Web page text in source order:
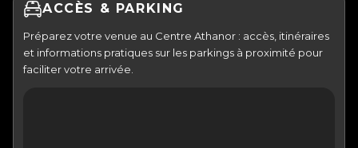
ACCÈS & PARKING
Préparez votre venue au Centre Athanor : accès, itinéraires
et informations pratiques sur les parkings à proximité pour
faciliter votre arrivée.